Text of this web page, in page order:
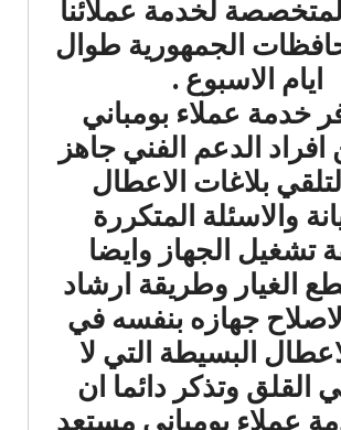
لخدمة عملائنا
الجمهورية طوال
ايام الاسبوع .
خدمة عملاء بومباني
الدعم الفني جاهز
لتلقي بلاغات الاعطال
والاسئلة المتكررة
تشغيل الجهاز وايضا
الغيار وطريقة ارشاد
لاصلاح جهازه بنفسه في
البسيطة التي لا
القلق وتذكر دائما ان
عملاء بومباني مستعد